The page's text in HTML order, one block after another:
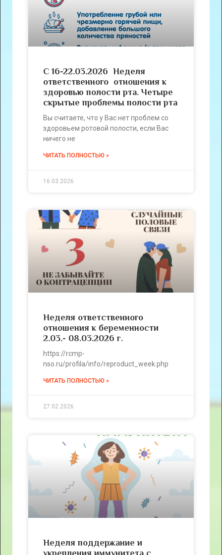
С 16-22.03.2026 Неделя
ответственного отношения к
здоровью полости рта. Четыре
скрытые проблемы полости рта
Вы считаете, что у Вас нет проблем со
здоровьем ротовой полости, если Вас
ничего не
ЧИТАТЬ ПОЛНОСТЬЮ »
16.03.2026
Неделя ответственного
отношения к беременности
2.03.- 08.03.2026 г.
https://rcmp-
nso.ru/profila/info/reproduct_week.php
ЧИТАТЬ ПОЛНОСТЬЮ »
27.02.2026
Неделя поддержание и
укрепления иммунитета с